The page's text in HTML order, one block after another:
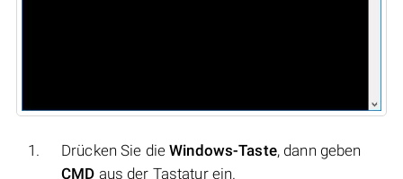
Drücken Sie dieWindows-Taste, dann geben
CMD aus der Tastatur ein.